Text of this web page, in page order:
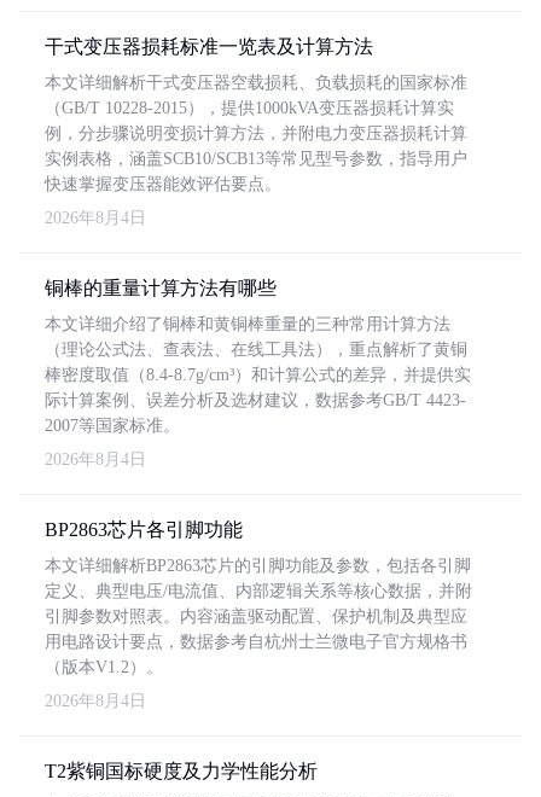
干式变压器损耗标准一览表及计算方法
本文详细解析干式变压器空载损耗、负载损耗的国家标准
（GB/T 10228-2015），提供1000kVA变压器损耗计算实
例，分步骤说明变损计算方法，并附电力变压器损耗计算
实例表格，涵盖SCB10/SCB13等常见型号参数，指导用户
快速掌握变压器能效评估要点。
2026年8月4日
铜棒的重量计算方法有哪些
本文详细介绍了铜棒和黄铜棒重量的三种常用计算方法
（理论公式法、查表法、在线工具法），重点解析了黄铜
棒密度取值（8.4-8.7g/cm³）和计算公式的差异，并提供实
际计算案例、误差分析及选材建议，数据参考GB/T 4423-
2007等国家标准。
2026年8月4日
BP2863芯片各引脚功能
本文详细解析BP2863芯片的引脚功能及参数，包括各引脚
定义、典型电压/电流值、内部逻辑关系等核心数据，并附
引脚参数对照表。内容涵盖驱动配置、保护机制及典型应
用电路设计要点，数据参考自杭州士兰微电子官方规格书
（版本V1.2）。
2026年8月4日
T2紫铜国标硬度及力学性能分析